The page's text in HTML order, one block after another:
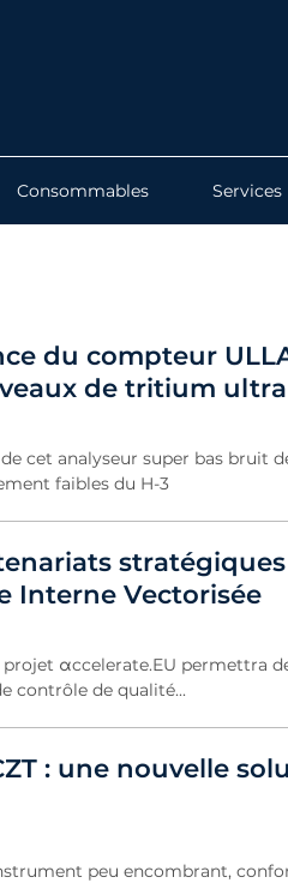
Consommables Services
du compteur
de tritium
cet analyseur super bas bruit
faibles du H-3
Interne Vectorisée
αccelerate.EU permettra
contrôle de qualité...
: une nouvelle
peu encombrant,